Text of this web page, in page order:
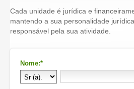
Cada unidade é jurídica e
mantendo a sua personalidade
responsável pela sua atividade.
Nome:*